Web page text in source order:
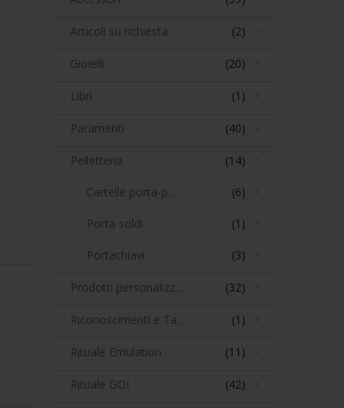
Articoli su richiesta (2)
Gioielli (20)
Libri (1)
Paramenti (40)
Pelletteria (14)
Cartelle porta-paramenti (6)
Porta soldi (1)
Portachiavi (3)
Prodotti personalizzabili (32)
Riconoscimenti e Targhe (1)
Rituale Emulation (11)
Rituale GOI (42)